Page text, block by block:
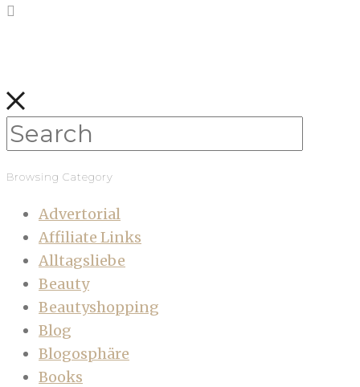
Browsing Category
Advertorial
Affiliate Links
Alltagsliebe
Beauty
Beautyshopping
Blog
Blogosphäre
Books